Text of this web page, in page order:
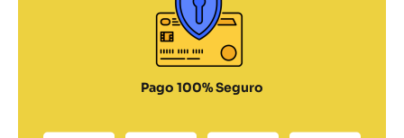
Pago 100% Seguro